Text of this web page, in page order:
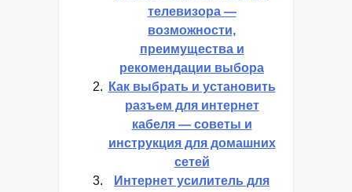
телевизора —
возможности,
преимущества и
рекомендации выбора
Как выбрать и установить
разъем для интернет
кабеля — советы и
инструкция для домашних
сетей
Интернет усилитель для